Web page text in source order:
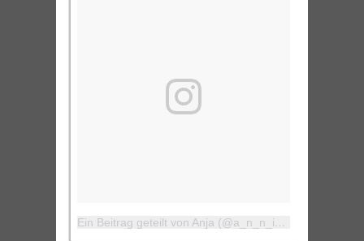
Ein Beitrag geteilt von Anja (@a_n_n_i_inwonderland)